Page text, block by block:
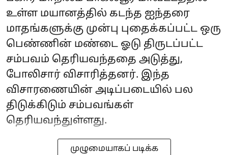
உள்ள மயானத்தில் கடந்த ஐந்தரை
மாதங்களுக்கு முன்பு புதைக்கப்பட்ட ஒரு
பெண்ணின் மண்டை ஓடு திருடப்பட்ட
சம்பவம் தெரியவந்ததை அடுத்து,
போலிசார் விசாரித்தனர். இந்த
விசாரணையின் அடிப்படையில் பல
திடுக்கிடும் சம்பவங்கள்
தெரியவந்துள்ளது.
முழுமையாகப் படிக்க